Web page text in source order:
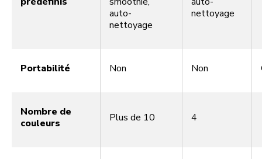
auto-
nettoyage
nettoyage
Portabilité Non Non
Nombre de
couleurs
Plus de 10 4